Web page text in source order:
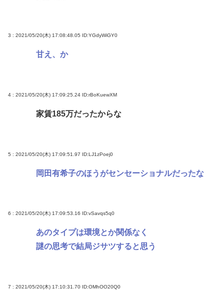
ラーメン二郎「もう食わない？ さっきは食べれるっ
て言ったじゃねーか！」（ヽ´ん`）「」 反論できる？
現在ヤフコメ時速ランキング1位の記事がこれ。どう
思う？
クーラーつけるくらいなら死を選ぶ 7割超え
3 : 2021/05/20(木) 17:08:48.05 ID:YGdyWiGY0
甘え、か
4 : 2021/05/20(木) 17:09:25.24 ID:rBoKuewXM
家賃185万だったからな
5 : 2021/05/20(木) 17:09:51.97 ID:LJ1zPoej0
岡田有希子のほうがセンセーショナルだったな
6 : 2021/05/20(木) 17:09:53.16 ID:vSavqs5q0
あのタイプは環境とか関係なく
謎の思考で結局ジサツすると思う
7 : 2021/05/20(木) 17:10:31.70 ID:OMhOO20Q0